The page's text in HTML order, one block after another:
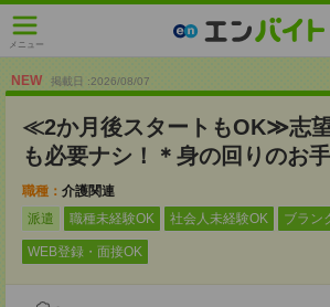
メニュー
NEW 掲載日 :2026/08/07
≪2か月後スタートもOK≫志
も必要ナシ！＊身の回りのお
職種： 介護関連
派遣
職種未経験OK 社会人未経験OK ブラン
WEB登録・面接OK